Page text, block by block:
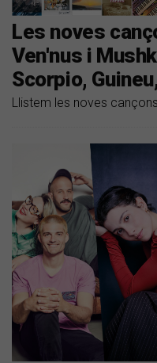
Les noves
Ven'nus i
Scorpio,
Llistem les noves